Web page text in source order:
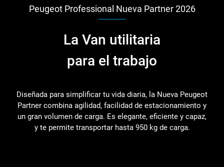
Peugeot Professional Nueva Partner 2026
La Van utilitaria
para el trabajo
Diseñada para simplificar tu vida diaria, la Nueva Peugeot
Partner combina agilidad, facilidad de estacionamiento y
un gran volumen de carga. Es elegante, eficiente y capaz,
y te permite transportar hasta 950 kg de carga.